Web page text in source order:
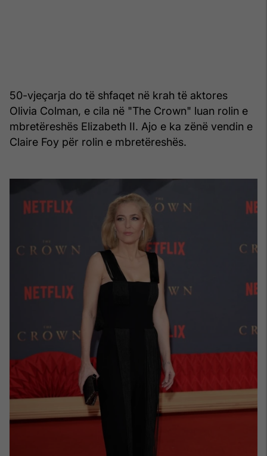
50-vjeçarja do të shfaqet në krah të aktores
Olivia Colman, e cila në "The Crown" luan rolin e
mbretëreshës Elizabeth II. Ajo e ka zënë vendin e
Claire Foy për rolin e mbretëreshës.